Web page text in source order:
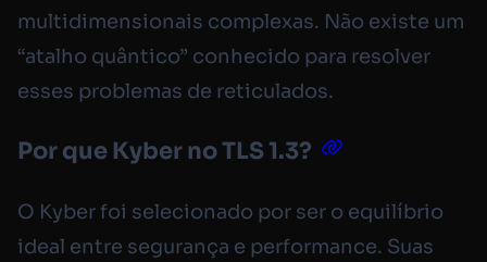
multidimensionais complexas. Não existe um
“atalho quântico” conhecido para resolver
esses problemas de reticulados.
Por que Kyber no TLS 1.3?
O Kyber foi selecionado por ser o equilíbrio
ideal entre segurança e performance. Suas